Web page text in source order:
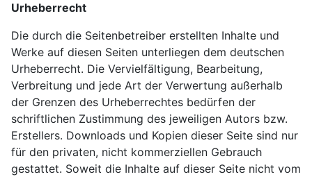
Urheberrecht
Die durch die Seitenbetreiber erstellten Inhalte und
Werke auf diesen Seiten unterliegen dem deutschen
Urheberrecht. Die Vervielfältigung, Bearbeitung,
Verbreitung und jede Art der Verwertung außerhalb
der Grenzen des Urheberrechtes bedürfen der
schriftlichen Zustimmung des jeweiligen Autors bzw.
Erstellers. Downloads und Kopien dieser Seite sind nur
für den privaten, nicht kommerziellen Gebrauch
gestattet. Soweit die Inhalte auf dieser Seite nicht vom